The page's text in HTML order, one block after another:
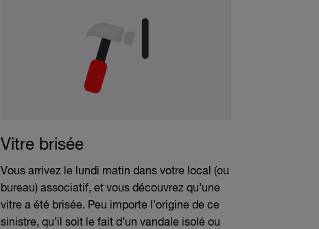
Vitre brisée
Vous arrivez le lundi matin dans votre local (ou
bureau) associatif, et vous découvrez qu’une
vitre a été brisée. Peu importe l’origine de ce
sinistre, qu’il soit le fait d’un vandale isolé ou